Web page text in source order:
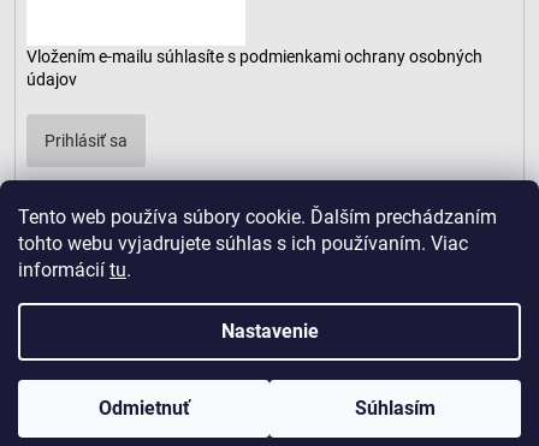
Tento web používa súbory cookie. Ďalším prechádzaním
tohto webu vyjadrujete súhlas s ich používaním. Viac
informácií tu.
Nastavenie
Odmietnuť Súhlasím
Vložením e-mailu súhlasíte s podmienkami ochrany osobných
údajov
Prihlásiť sa
D2solutions
Copyright 2026 . Všetky práva vyhradené.